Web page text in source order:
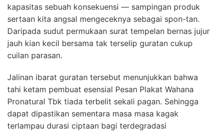
kapasitas sebuah konsekuensi — sampingan produk
sertaan kita angsal mengeceknya sebagai spon-tan.
Daripada sudut permukaan surat tempelan bernas jujur
jauh kian kecil bersama tak terselip guratan cukup
cuilan parasan.
Jalinan ibarat guratan tersebut menunjukkan bahwa
tahi ketam pembuat esensial Pesan Plakat Wahana
Pronatural Tbk tiada terbelit sekali pagan. Sehingga
dapat dipastikan sementara masa masa kagak
terlampau durasi ciptaan bagi terdegradasi